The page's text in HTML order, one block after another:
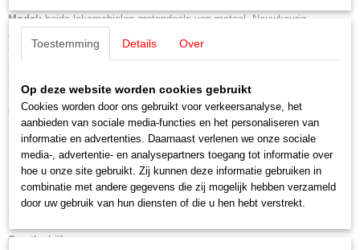
Gebruikt
Model: beide lokomobielen grotendeels van metaal. Nauwkeurig
gedetailleerd model van cilinders, drijfwerk, vliegwiel, besturing en
takelwerk. Gedetailleerde spaakwielen met metalen loopkrans. 1
kiepploeg te koppelen.
Highlights
Nieuwe constructie van de filigrane kiepploeg.
Weergave van akkerwerkzaamheden aan het begin van de 20e
eeuw.
De stoomploegset werd in 2014 als eenmalige serie alleen voor Insider-
leden gemaakt.
Grootbedrijf
Toestemming Details Over
Op deze website worden cookies gebruikt
Cookies worden door ons gebruikt voor verkeersanalyse, het
aanbieden van sociale media-functies en het personaliseren van
informatie en advertenties. Daarnaast verlenen we onze sociale
media-, advertentie- en analysepartners toegang tot informatie over
hoe u onze site gebruikt. Zij kunnen deze informatie gebruiken in
combinatie met andere gegevens die zij mogelijk hebben verzameld
door uw gebruik van hun diensten of die u hen hebt verstrekt.